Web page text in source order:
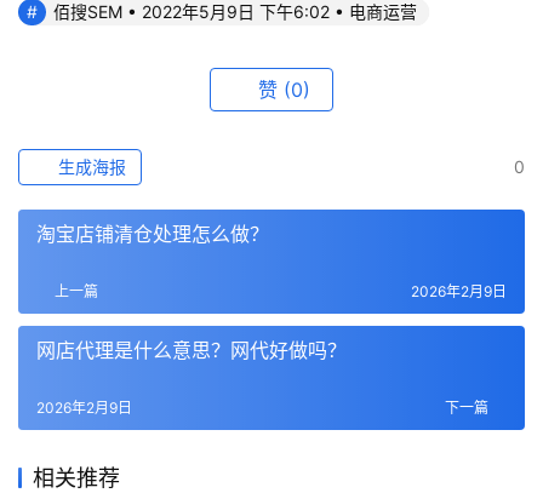
佰搜SEM • 2022年5月9日 下午6:02 • 电商运营
赞 (0)
0
生成海报
淘宝店铺清仓处理怎么做？
上一篇 2026年2月9日
网店代理是什么意思？网代好做吗？
下一篇
2026年2月9日
相关推荐